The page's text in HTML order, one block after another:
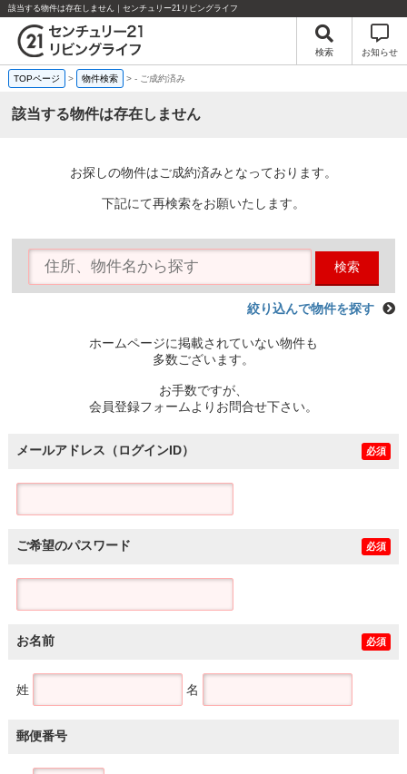
該当する物件は存在しません｜センチュリー21リビングライフ
検索 お知らせ
TOPページ > 物件検索 >- ご成約済み
該当する物件は存在しません
お探しの物件はご成約済みとなっております。
下記にて再検索をお願いたします。
検索
絞り込んで物件を探す
ホームページに掲載されていない物件も
多数ございます。
お手数ですが、
会員登録フォームよりお問合せ下さい。
メールアドレス（ログインID） 必須
ご希望のパスワード 必須
お名前 必須
姓 名
郵便番号